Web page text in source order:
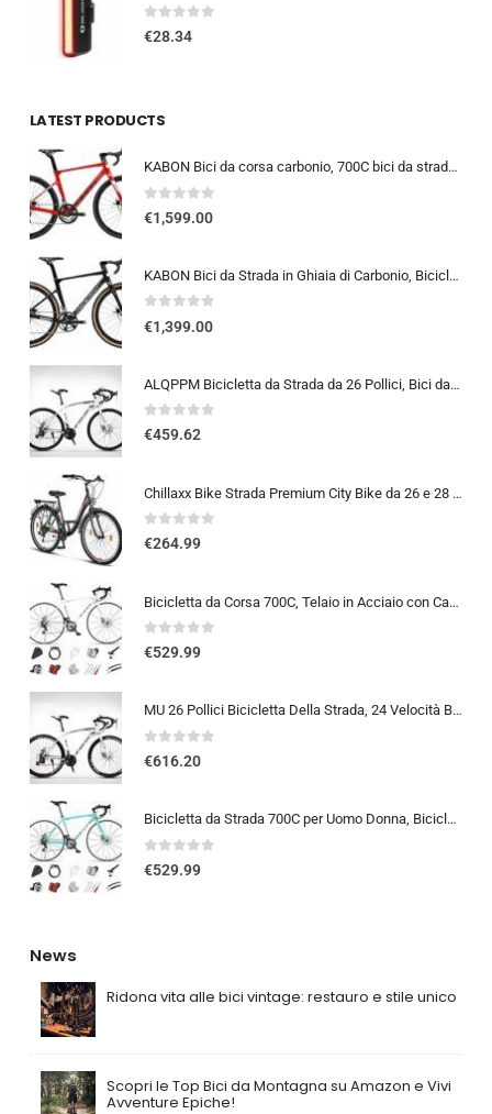
0out of 5
€28.34
LATEST PRODUCTS
KABON Bici da corsa carbonio, 700C bici da strada T800 Completamente carbonio con Shimano 105 R7000 22 velocità 8.1 KG Leg…
0out of 5
€1,599.00
KABON Bici da Strada in Ghiaia di Carbonio, Bicicletta con Telaio in Fibra di Carbonio T800 con Bicicletta da Corsa con Fr…
0out of 5
€1,399.00
ALQPPM Bicicletta da Strada da 26 Pollici, Bici da 24 Velocità, Freno a Doppio Disco, Telaio in Acciaio ad Alto Tenore Di …
0out of 5
€459.62
Chillaxx Bike Strada Premium City Bike da 26 e 28 pollici, bicicletta per ragazze, ragazzi, uomini e donne, cambio a 21 ma…
0out of 5
€264.99
Bicicletta da Corsa 700C, Telaio in Acciaio con Cambio a 24/27/30 Marce, Bicicletta da Strada per Uomo Donna, Bici da Stra…
0out of 5
€529.99
MU 26 Pollici Bicicletta Della Strada, 24 Velocità Bici, Doppio Disco Freno, Acciaio Al Carbonio Telaio, Strada Biciclette…
0out of 5
€616.20
Bicicletta da Strada 700C per Uomo Donna, Bicicletta da Corsa con Freno a Disco 24/27/30 velocità, Telaio in Acciaio ad Al…
0out of 5
€529.99
News
Ridona vita alle bici vintage: restauro e stile unico
Scopri le Top Bici da Montagna su Amazon e Vivi
Avventure Epiche!